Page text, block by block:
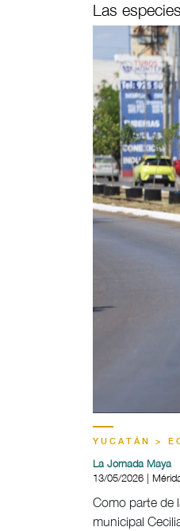
Las
YUCATÁN >
La Jornada Maya
13/05/2026 |
Como parte de
municipal